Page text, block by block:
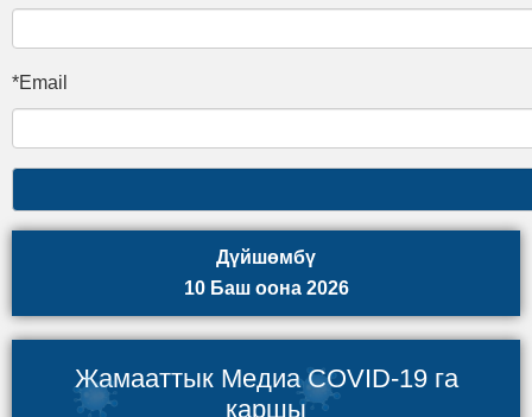
*Email
Дүйшөмбү
10 Баш оона 2026
Жамааттык Медиа COVID-19 га
каршы